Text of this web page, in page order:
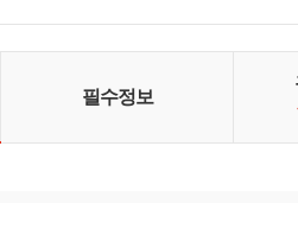
현입니다. 조금 배운 것 현장에서 또
공간을 "미실란"에서 만들어가겠습
필수정보